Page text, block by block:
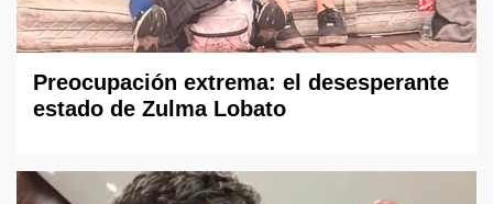
Preocupación extrema: el desesperante
estado de Zulma Lobato